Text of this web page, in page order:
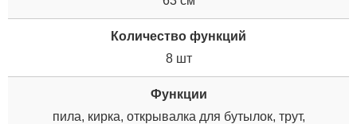
Количество функций
8 шт
Функции
пила, кирка, открывалка для бутылок, трут,